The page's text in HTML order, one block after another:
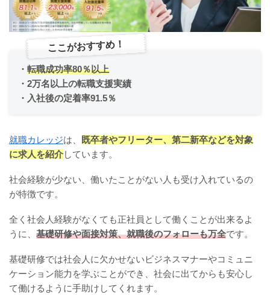
ここがおすすめ！
・ 転職成功率80％以上
・ 2万名以上の転職支援実績
・ 入社後の定着率91.5％
就職カレッジは、
既卒者やフリーター、第二新卒などを対象
に求人を紹介しています。
社会経験が少ない、働いたことがない人も受け入れているの
が特徴です。
全く社会人経験がなくても正社員として働くことが出来るよ
うに、 基礎研修や面接対策、就職後のフォローも万全です。
基礎研修では社会人に欠かせないビジネスマナーやコミュニ
ケーション能力を学ぶことができ、社会に出てからも安心し
て働けるように手助けしてくれます。